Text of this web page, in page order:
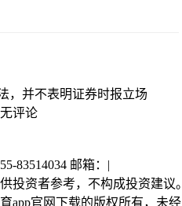
，并不表明证券时报立场
评论
83514034 邮箱： |
投资者参考，不构成投资建议
app官网下载的版权所有，未经